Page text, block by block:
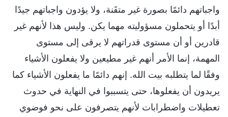
واجباتهم دائمًا بصورة غير متقَنة، ولا يؤدون واجباتهم جيدًا
أبدًا أو يتحملون مسؤوليته مهما يكن. وليس هذا لأنهم غير
قادرين أو أن مستوى قدراتهم لا يرقى إلى مستوى
المهمة، إنما الأمر أنهم غير مطيعين ولا يفعلون الأشياء
وفقًا لما يتطلبه بيت الله. إنهم دائمًا ما يفعلون الأشياء كما
يريدون أن يفعلوها، حتى يتسببوا في النهاية في حدوث
تعطيلات واضطرابات لأنهم يتصرفون على نحو فوضوي